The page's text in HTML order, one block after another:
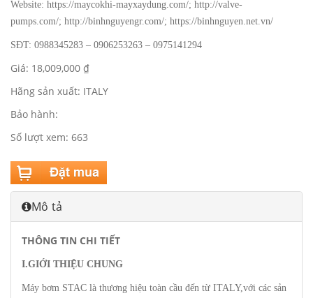
Website: https://maycokhi-mayxaydung.com/; http://valve-
pumps.com/; http://binhnguyengr.com/; https://binhnguyen.net.vn/
SĐT: 0988345283 – 0906253263 – 0975141294
Giá: 18,009,000 ₫
Hãng sản xuất: ITALY
Bảo hành:
Số lượt xem: 663
Mô tả
THÔNG TIN CHI TIẾT
I.GIỚI THIỆU CHUNG
Máy bơm STAC là thương hiệu toàn cầu đến từ ITALY,với các sản